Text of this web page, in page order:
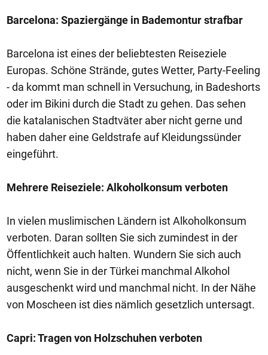
Barcelona: Spaziergänge in Bademontur strafbar
Barcelona ist eines der beliebtesten Reiseziele
Europas. Schöne Strände, gutes Wetter, Party-Feeling
- da kommt man schnell in Versuchung, in Badeshorts
oder im Bikini durch die Stadt zu gehen. Das sehen
die katalanischen Stadtväter aber nicht gerne und
haben daher eine Geldstrafe auf Kleidungssünder
eingeführt.
Mehrere Reiseziele: Alkoholkonsum verboten
In vielen muslimischen Ländern ist Alkoholkonsum
verboten. Daran sollten Sie sich zumindest in der
Öffentlichkeit auch halten. Wundern Sie sich auch
nicht, wenn Sie in der Türkei manchmal Alkohol
ausgeschenkt wird und manchmal nicht. In der Nähe
von Moscheen ist dies nämlich gesetzlich untersagt.
Capri: Tragen von Holzschuhen verboten